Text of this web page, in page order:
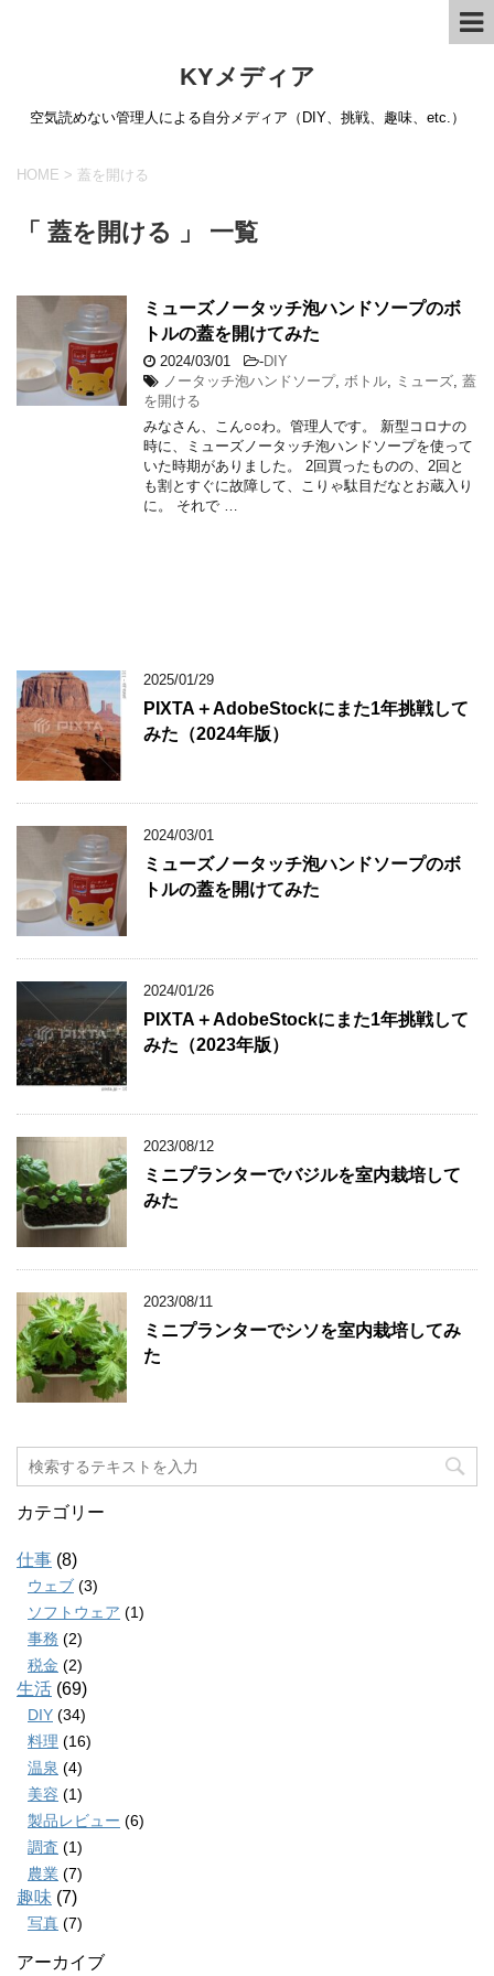
KYメディア
空気読めない管理人による自分メディア（DIY、挑戦、趣味、etc.）
HOME > 蓋を開ける
「 蓋を開ける 」 一覧
ミューズノータッチ泡ハンドソープのボ
トルの蓋を開けてみた
2024/03/01 -DIY
ノータッチ泡ハンドソープ, ボトル ミューズ 蓋
を開ける
みなさん、こん○○わ。管理人です。 新型コロナの
時に、ミューズノータッチ泡ハンドソープを使って
いた時期がありました。 2回買ったものの、2回と
も割とすぐに故障して、こりゃ駄目だなとお蔵入り
に。 それで …
2025/01/29
PIXTA＋AdobeStockにまた1年挑戦して
みた（2024年版）
2024/03/01
ミューズノータッチ泡ハンドソープのボ
トルの蓋を開けてみた
2024/01/26
PIXTA＋AdobeStockにまた1年挑戦して
みた（2023年版）
2023/08/12
ミニプランターでバジルを室内栽培して
みた
2023/08/11
ミニプランターでシソを室内栽培してみ
た
カテゴリー
仕事 (8)
ウェブ (3)
ソフトウェア (1)
事務 (2)
税金 (2)
生活 (69)
DIY (34)
料理 (16)
温泉 (4)
美容 (1)
製品レビュー (6)
調査 (1)
農業 (7)
趣味 (7)
写真 (7)
アーカイブ